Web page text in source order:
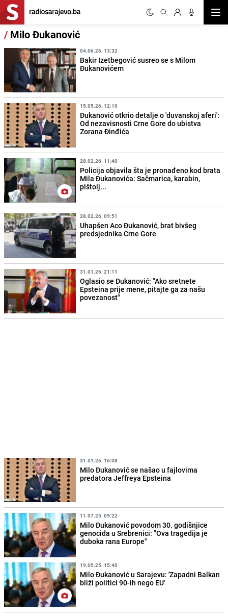
/ Milo Đukanović
04.06.26. 13:32
Bakir Izetbegović susreo se s Milom
Đukanovićem
15.05.26. 12:10
Đukanović otkrio detalje o 'duvanskoj aferi':
Od nezavisnosti Crne Gore do ubistva
Zorana Đinđića
28.02.26. 11:40
Policija objavila šta je pronađeno kod brata
Mila Đukanovića: Sačmarica, karabin,
pištolj...
28.02.26. 09:51
Uhapšen Aco Đukanović, brat bivšeg
predsjednika Crne Gore
31.01.26. 21:11
Oglasio se Đukanović: "Ako sretnete
Epsteina prije mene, pitajte ga za našu
povezanost"
31.01.26. 16:08
Milo Đukanović se našao u fajlovima
predatora Jeffreya Epsteina
11.07.25. 09:22
Milo Đukanović povodom 30. godišnjice
genocida u Srebrenici: "Ova tragedija je
duboka rana Europe"
19.05.25. 15:40
Milo Đukanović u Sarajevu: 'Zapadni Balkan
bliži politici 90-ih nego EU'